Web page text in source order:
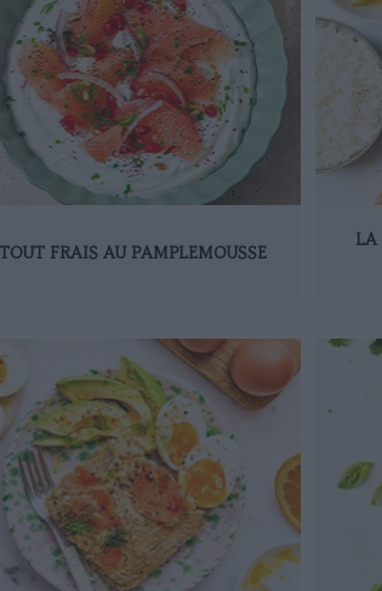
FRAIS AU PAMPLEMOUSSE
LA